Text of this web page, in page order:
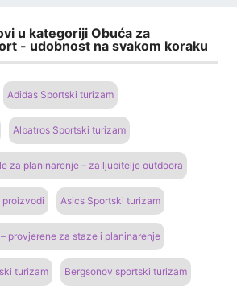
u kategoriji Obuća za
- udobnost na svakom koraku
Adidas Sportski turizam
Albatros Sportski turizam
za planinarenje – za ljubitelje outdoora
proizvodi Asics Sportski turizam
provjerene za staze i planinarenje
turizam Bergsonov sportski turizam